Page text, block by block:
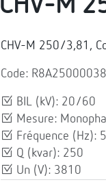
CHV-M
CHV-M 250/3,81,
Code:
BIL (kV): 20/60
Mesure:
Fréquence (Hz):
Q (kvar): 250
Un (V): 3810